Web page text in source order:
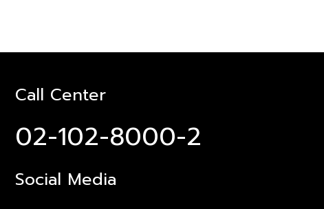
Call Center
02-102-8000-2
Social Media